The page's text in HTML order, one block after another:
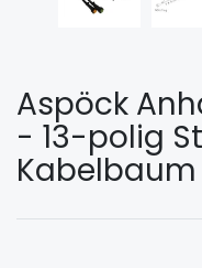
Aspöck
- 13-polig